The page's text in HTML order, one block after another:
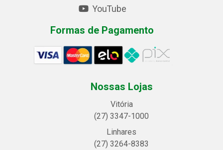
YouTube
Formas de Pagamento
Nossas Lojas
Vitória
(27) 3347-1000
Linhares
(27) 3264-8383